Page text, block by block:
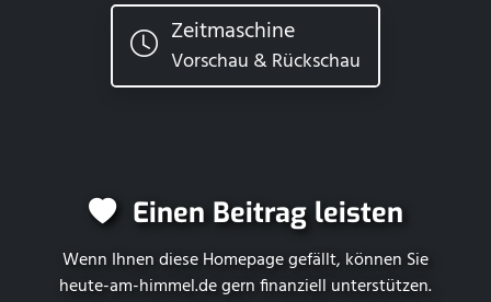
Zeitmaschine
Vorschau & Rückschau
Einen Beitrag leisten
Wenn Ihnen diese Homepage gefällt, können Sie
heute-am-himmel.degern finanziell unterstützen.